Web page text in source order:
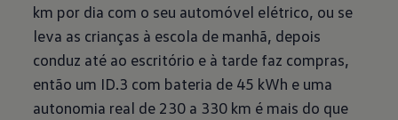
km por dia com o seu automóvel elétrico, ou se
leva as crianças à escola de manhã, depois
conduz até ao escritório e à tarde faz compras,
então um ID.3 com bateria de 45 kWh e uma
autonomia real de 230 a 330 km é mais do que